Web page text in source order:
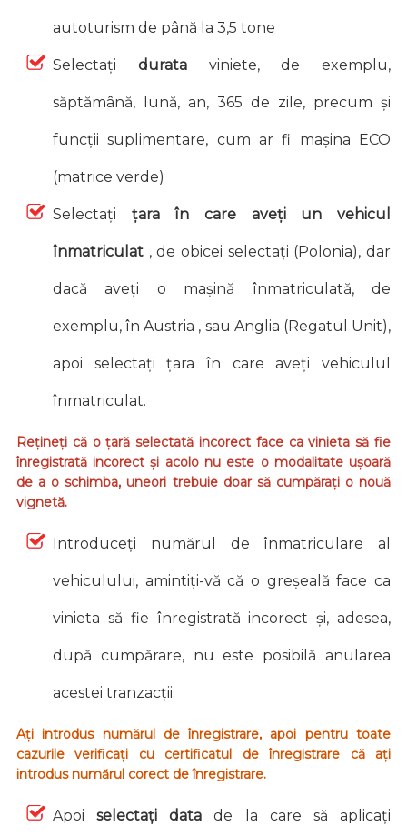
autoturism de până la 3,5 tone
Selectați durata viniete, de exemplu,
săptămână, lună, an, 365 de zile, precum și
funcții suplimentare, cum ar fi mașina ECO
(matrice verde)
Selectați țara în care aveți un vehicul
înmatriculat , de obicei selectați (Polonia), dar
dacă aveți o mașină înmatriculată, de
exemplu, în Austria , sau Anglia (Regatul Unit),
apoi selectați țara în care aveți vehiculul
înmatriculat.
Rețineți că o țară selectată incorect face ca vinieta să fie
înregistrată incorect și acolo nu este o modalitate ușoară
de a o schimba, uneori trebuie doar să cumpărați o nouă
vignetă.
Introduceți numărul de înmatriculare al
vehiculului, amintiți-vă că o greșeală face ca
vinieta să fie înregistrată incorect și, adesea,
după cumpărare, nu este posibilă anularea
acestei tranzacții.
Ați introdus numărul de înregistrare, apoi pentru toate
cazurile verificați cu certificatul de înregistrare că ați
introdus numărul corect de înregistrare.
Apoiselectați datade la care să aplicați